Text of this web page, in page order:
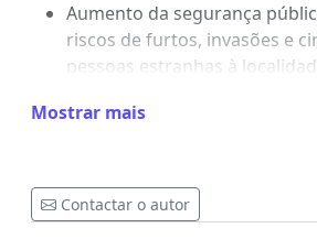
Aumento da segurança
riscos de furtos, invasões e
pessoas estranhas à
os moradores;
Preservação do patrimônio e
imóveis da região.
Mostrar mais
Contactar o autor